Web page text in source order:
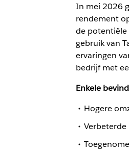
In mei 2026
rendement
de potentiële
gebruik van
ervaringen
bedrijf met
Enkele
Hogere
Verbeterde